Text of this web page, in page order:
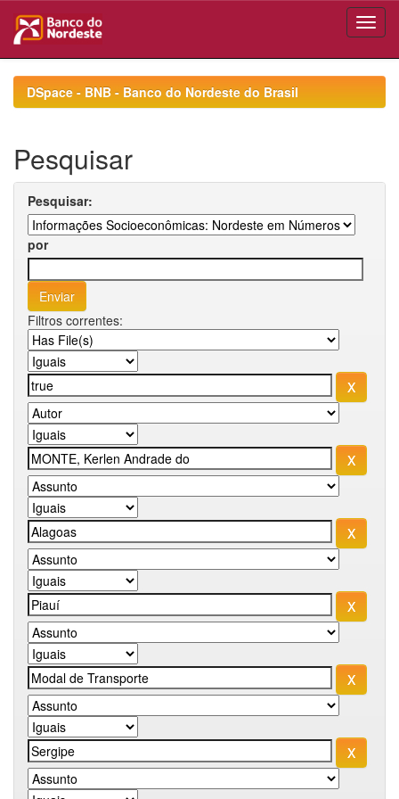
navigationDSpace - BNB - Banco do Nordeste do Brasil
Pesquisar
Pesquisar:
por
Filtros correntes: